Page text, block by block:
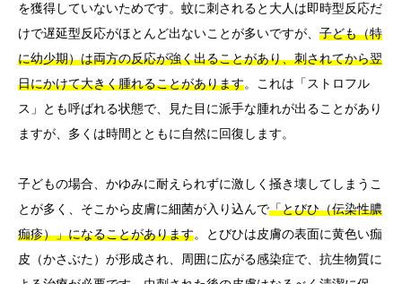
を獲得していないためです。蚊に刺されると大人は即時型反応だ
けで遅延型反応がほとんど出ないことが多いですが、 子ども（特
に幼少期）は両方の反応が強く出ることがあり、刺されてから翌
日にかけて大きく腫れることがあります。これは「ストロフル
ス」とも呼ばれる状態で、見た目に派手な腫れが出ることがあり
ますが、多くは時間とともに自然に回復します。
子どもの場合、かゆみに耐えられずに激しく掻き壊してしまうこ
とが多く、そこから皮膚に細菌が入り込んで「とびひ（伝染性膿
痂疹）」になることがあります。とびひは皮膚の表面に黄色い痂
皮（かさぶた）が形成され、周囲に広がる感染症で、抗生物質に